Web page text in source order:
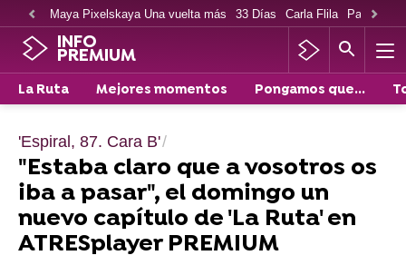
Maya Pixelskaya Una vuelta más 33 Días Carla Flila Paco
INFO
PREMIUM
La Ruta Mejores momentos Pongamos que...
'Espiral, 87. Cara B'
"Estaba claro que a vosotros os
iba a pasar", el domingo un
nuevo capítulo de 'La Ruta' en
ATRESplayer PREMIUM